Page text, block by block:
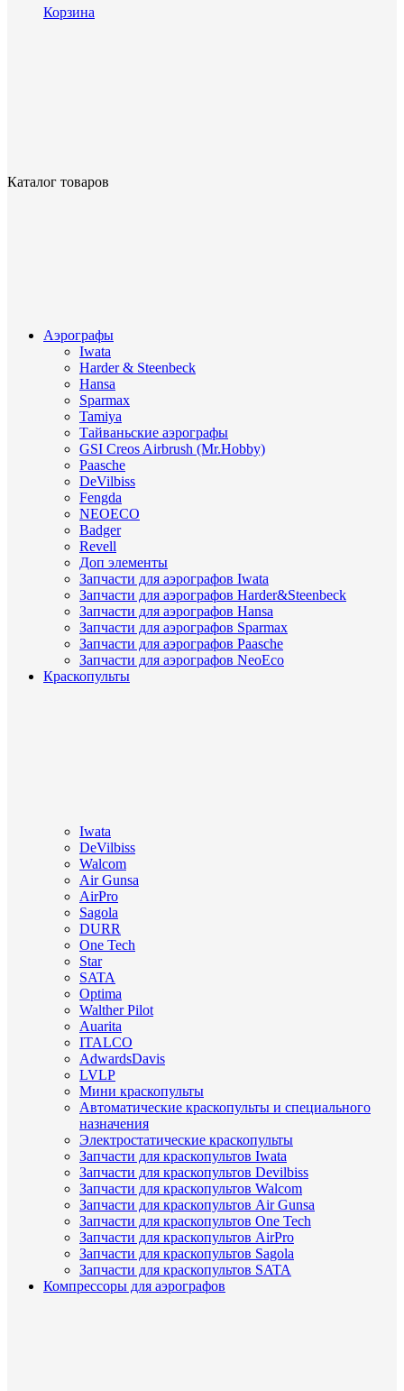
Корзина
Каталог товаров
Аэрографы
Iwata
Harder & Steenbeck
Hansa
Sparmax
Tamiya
Тайваньские аэрографы
GSI Creos Airbrush (Mr.Hobby)
Paasche
DeVilbiss
Fengda
NEOECO
Badger
Revell
Доп элементы
Запчасти для аэрографов Iwata
Запчасти для аэрографов Harder&Steenbeck
Запчасти для аэрографов Hansa
Запчасти для аэрографов Sparmax
Запчасти для аэрографов Paasche
Запчасти для аэрографов NeoEco
Краскопульты
Iwata
DeVilbiss
Walcom
Air Gunsa
AirPro
Sagola
DURR
One Tech
Star
SATA
Optima
Walther Pilot
Auarita
ITALCO
AdwardsDavis
LVLP
Мини краскопульты
Автоматические краскопульты и специального
назначения
Электростатические краскопульты
Запчасти для краскопультов Iwata
Запчасти для краскопультов Devilbiss
Запчасти для краскопультов Walcom
Запчасти для краскопультов Air Gunsa
Запчасти для краскопультов One Tech
Запчасти для краскопультов AirPro
Запчасти для краскопультов Sagola
Запчасти для краскопультов SATA
Компрессоры для аэрографов